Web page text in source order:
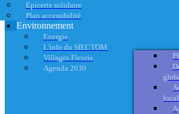
Epicerie solidaire
Plan accessibilité
Environnement
Energie
L'info du SIECTOM
Villages Fleuris
Agenda 2030